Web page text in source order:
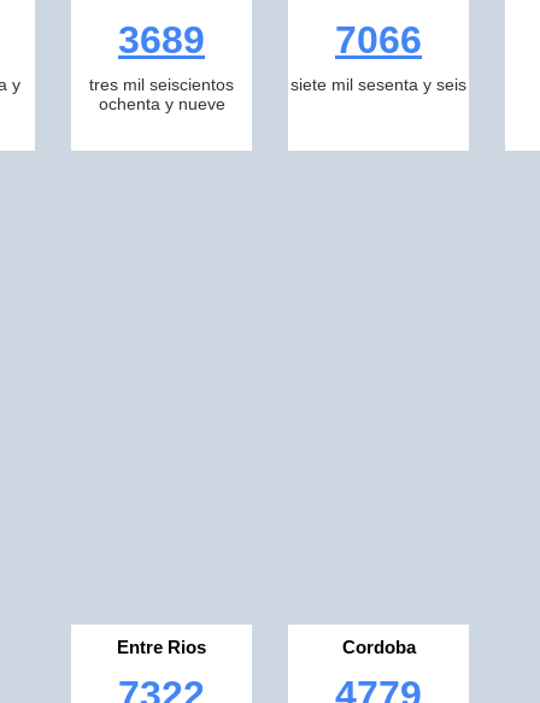
y
3689
tres mil seiscientos
ochenta y nueve
7066
siete mil sesenta y seis
Entre Rios Cordoba